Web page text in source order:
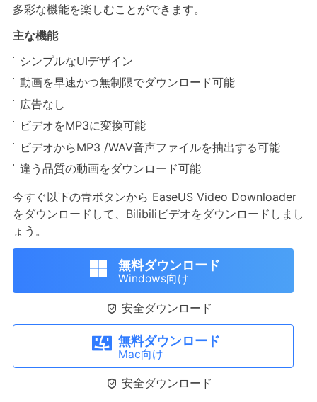
多彩な機能を楽しむことができます。
主な機能
シンプルなUIデザイン
動画を早速かつ無制限でダウンロード可能
広告なし
ビデオをMP3に変換可能
ビデオからMP3 /WAV音声ファイルを抽出する可能
違う品質の動画をダウンロード可能
今すぐ以下の青ボタンから EaseUS Video Downloader
をダウンロードして、Bilibiliビデオをダウンロードしまし
ょう。
無料ダウンロード
Windows向け
 安全ダウンロード
無料ダウンロード
Mac向け
 安全ダウンロード